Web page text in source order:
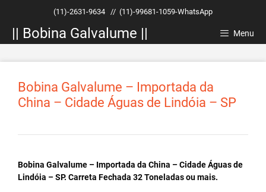
conteúdo
(11)-2631-9634 // (11)-99681-1059-WhatsApp
|| Bobina Galvalume || Menu
Bobina Galvalume – Importada da
China – Cidade Águas de Lindóia – SP
Bobina Galvalume – Importada da China – Cidade Águas de
Lindóia – SP. Carreta Fechada 32 Toneladas ou mais.